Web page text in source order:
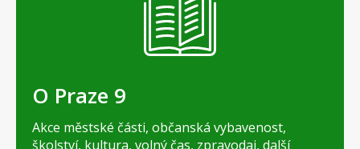
O Praze 9
Akce městské části, občanská vybavenost,
školství, kultura, volný čas, zpravodaj, další